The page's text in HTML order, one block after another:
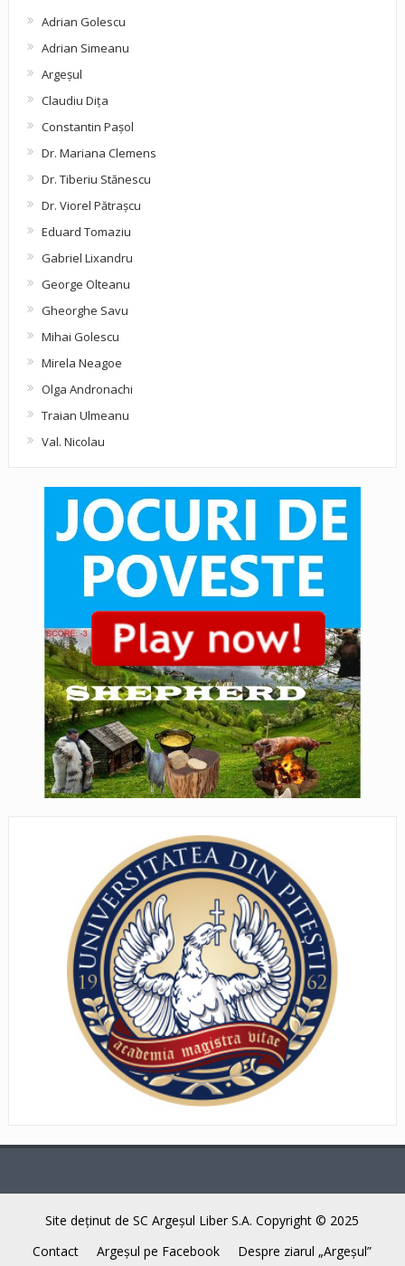
Adrian Golescu
Adrian Simeanu
Argeşul
Claudiu Diţa
Constantin Pașol
Dr. Mariana Clemens
Dr. Tiberiu Stănescu
Dr. Viorel Pătraşcu
Eduard Tomaziu
Gabriel Lixandru
George Olteanu
Gheorghe Savu
Mihai Golescu
Mirela Neagoe
Olga Andronachi
Traian Ulmeanu
Val. Nicolau
Site deţinut de SC Argeşul Liber S.A. Copyright © 2025
Contact
Argeşul pe Facebook Despre ziarul „Argeşul”